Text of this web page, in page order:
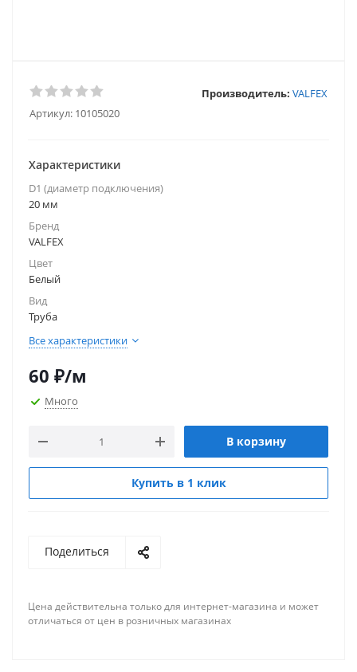
Артикул: 10105020
Производитель: VALFEX
Характеристики
D1 (диаметр подключения)
20 мм
Бренд
VALFEX
Цвет
Белый
Вид
Труба
Все характеристики
60 ₽/м
Много
В корзину
Купить в 1 клик
Поделиться
Цена действительна только для интернет-магазина и может
отличаться от цен в розничных магазинах